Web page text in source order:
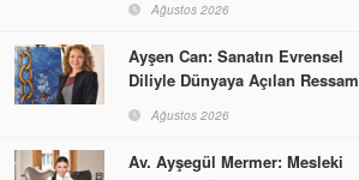
Ağustos 2026
Ayşen Can: Sanatın Evrensel
Diliyle Dünyaya Açılan Ressam
Ağustos 2026
Av. Ayşegül Mermer: Mesleki